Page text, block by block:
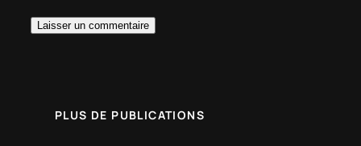
PLUS DE PUBLICATIONS